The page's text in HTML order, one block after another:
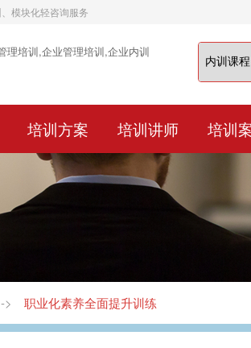
模块化轻咨询服务
培训方案 培训讲师 培训
-> 职业化素养全面提升训练